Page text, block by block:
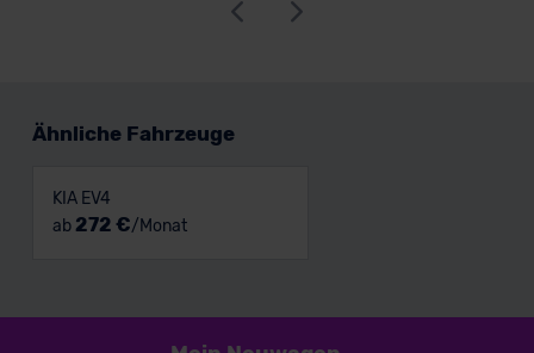
Ähnliche Fahrzeuge
KIA EV4
ab 272 €/Monat